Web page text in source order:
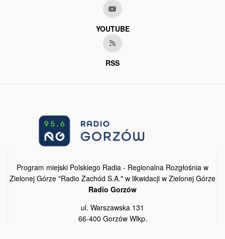
YOUTUBE
RSS
Program miejski Polskiego Radia - Regionalna Rozgłośnia w
Zielonej Górze "Radio Zachód S.A." w likwidacji w Zielonej Górze
Radio Gorzów
ul. Warszawska 131
66-400 Gorzów Wlkp.